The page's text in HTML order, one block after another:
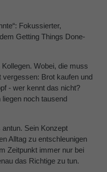
Fokussierter,
Getting Things Done-
Wobei, die muss
Brot kaufen und
- wer kennt das nicht?
noch tausend
Sein Konzept
Alltag zu entschleunigen
Zeitpunkt immer nur bei
das Richtige zu tun.